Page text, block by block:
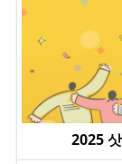
2025